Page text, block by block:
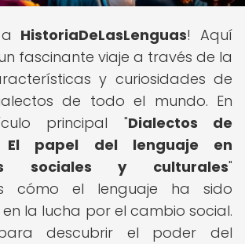
HistoriaDeLasLenguas! Aquí
fascinante viaje a través de la
y curiosidades de
de todo el mundo. En
principal "Dialectos de
El papel del lenguaje en
sociales y culturales"
cómo el lenguaje ha sido
la lucha por el cambio social.
para descubrir el poder del